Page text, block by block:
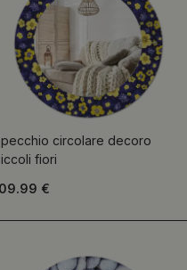
circolare decoro
fiori
€